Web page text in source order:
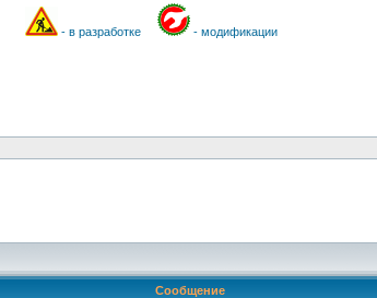
- в разработке - модификации
Сообщение